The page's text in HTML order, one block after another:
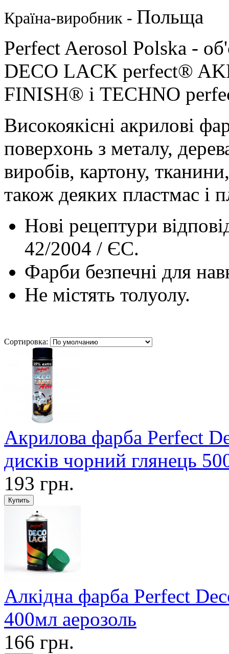
Країна-виробник - Польща
Perfect Aerosol Polska -
DECO LACK perfect®
FINISH® і TECHNO
Високоякісні акрилові
поверхонь з металу,
виробів, картону,
також деяких пластмас і
Нові рецептури
42/2004 / ЄС.
Фарби безпечні для
Не містять толуолу.
Сортировка:
Акрилова фарба Perfect
дисків чорний глянець
193 грн.
Алкідна фарба Perfect
400мл аерозоль
166 грн.